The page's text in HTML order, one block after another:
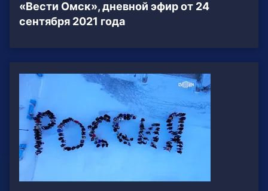
«Вести Омск», дневной эфир от 24
сентября 2021 года